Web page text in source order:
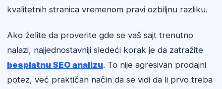
kvalitetnih stranica vremenom pravi ozbiljnu razliku.
Ako želite da proverite gde se vaš sajt trenutno
nalazi, najjednostavniji sledeći korak je da zatražite
besplatnu SEO analizu. To nije agresivan prodajni
potez, već praktičan način da se vidi da li prvo treba